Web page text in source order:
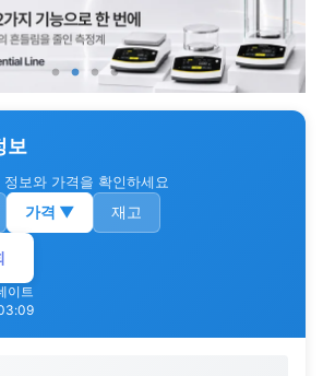
보
보와 가격을 확인하세요
가격 ▼ 재고
이트